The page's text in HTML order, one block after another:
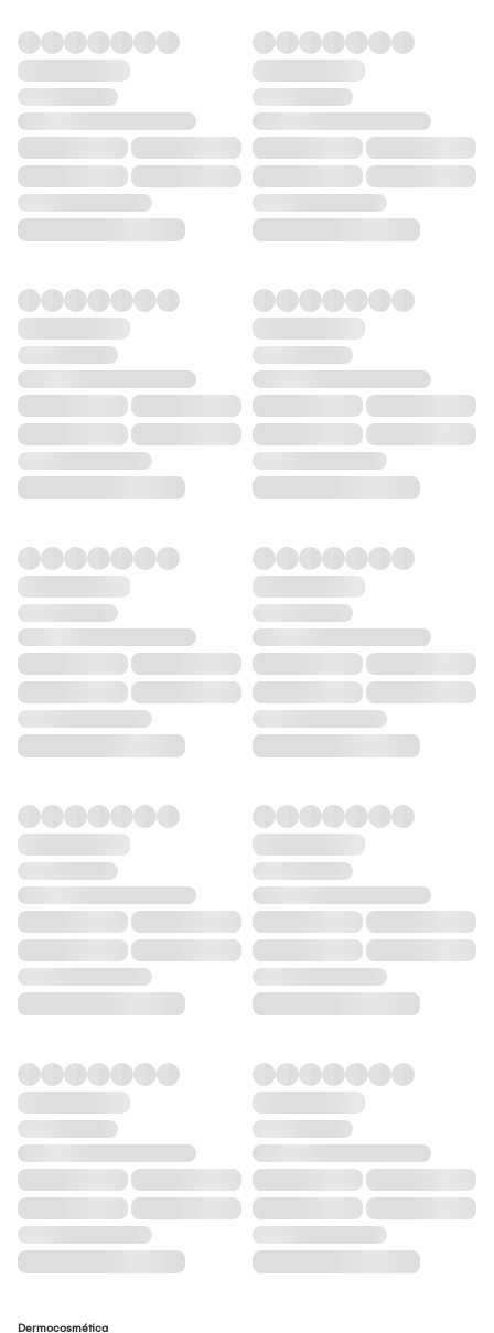
Dermocosmética